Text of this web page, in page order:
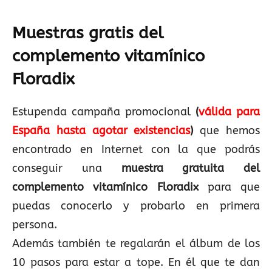
Muestras gratis del
complemento vitamínico
Floradix
Estupenda campaña promocional (válida para
España hasta agotar existencias) que hemos
encontrado en Internet con la que podrás
conseguir una muestra gratuita del
complemento vitamínico Floradixpara que
puedas conocerlo y probarlo en primera
persona.
Además también te regalarán el álbum de los
10 pasos para estar a tope. En él que te dan